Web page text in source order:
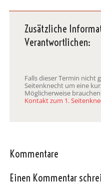
Zusätzliche
Verantwortlichen:
Falls dieser Termin
Seitenknecht um eine
Möglicherweise
Kontakt zum 1.
Kommentare
Einen Kommentar